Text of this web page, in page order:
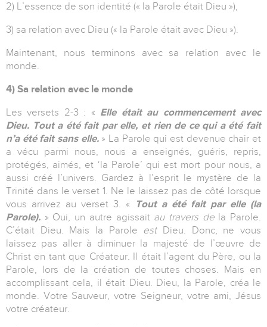
2) L’essence de son identité (« la Parole était Dieu »),
3) sa relation avec Dieu (« la Parole était avec Dieu »).
Maintenant, nous terminons avec sa relation avec le
monde.
4) Sa relation avec le monde
Les versets 2-3 : « Elle était au commencement avec
Dieu. Tout a été fait par elle, et rien de ce qui a été fait
n’a été fait sans elle. » La Parole qui est devenue chair et
a vécu parmi nous, nous a enseignés, guéris, repris,
protégés, aimés, et ‘la Parole’ qui est mort pour nous, a
aussi créé l’univers. Gardez à l’esprit le mystère de la
Trinité dans le verset 1. Ne le laissez pas de côté lorsque
vous arrivez au verset 3. «
Tout a été fait par elle (la
Parole). » Oui, un autre agissait au travers dela Parole.
C’était Dieu. Mais la Parole estDieu. Donc, ne vous
laissez pas aller à diminuer la majesté de l’œuvre de
Christ en tant que Créateur. Il était l’agent du Père, ou la
Parole, lors de la création de toutes choses. Mais en
accomplissant cela, il était Dieu. Dieu, la Parole, créa le
monde. Votre Sauveur, votre Seigneur, votre ami, Jésus
votre créateur.